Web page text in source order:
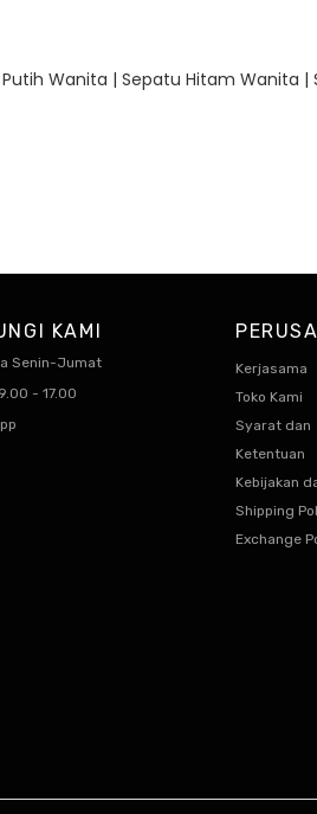
Wanita | Sepatu Hitam Wanita |
KAMI
Senin-Jumat
- 17.00
Kerjasama
Toko Kami
Syarat dan
Ketentuan
Kebijakan
Shipping
Exchange